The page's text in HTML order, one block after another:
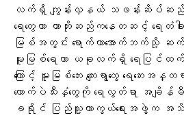
လက်ရှိ ကျွန်းလှနယ် သဖန်းဆိပ်ဆည်က
ရေတွေဟာ ကာဘိုးဆည်ကနေတဆင့် ရေတံခါးတွ
မြစ်အတွင်း ရောက်ကာအောက်ဘက်သို့ ဆက်လ
မူးမြစ်ရေဟာ ယခုလက်ရှိ ရေပြင်ထ
ကြောင့် မူးမြစ်ဘေး ကျေးရွာတွေ ရေဘေ
ကောက်ပဲသီးနှံတွေကို ရေလွတ်ရာ အချိန်မီ ရွှ
ခရိုင် ပြည်သူ့ကာကွယ်ရေးအဖွဲ့က အသိပ